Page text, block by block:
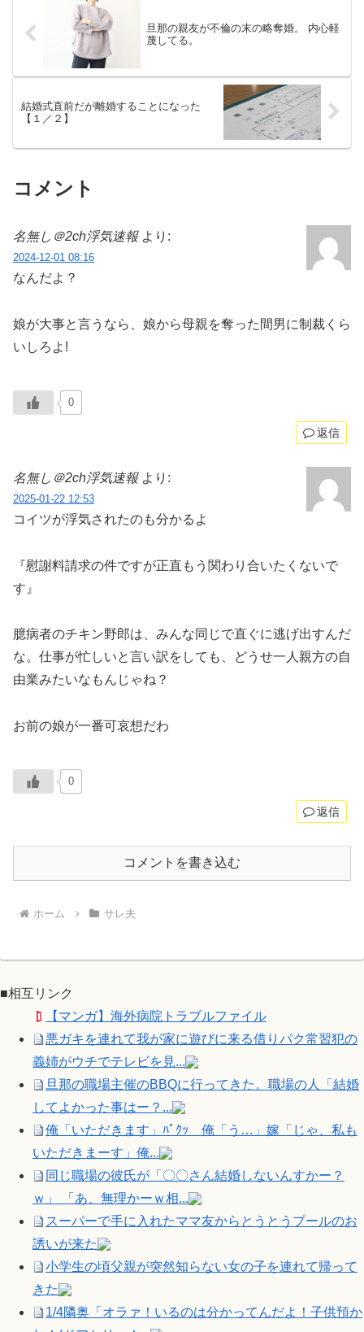
旦那の親友が不倫の末の略奪婚。 内心軽
蔑してる。
結婚式直前だが離婚することになった
【１／２】
コメント
名無し＠2ch浮気速報 より:
2024-12-01 08:16
なんだよ？
娘が大事と言うなら、娘から母親を奪った間男に制裁くら
いしろよ!
0
返信
名無し＠2ch浮気速報 より:
2025-01-22 12:53
コイツが浮気されたのも分かるよ
『慰謝料請求の件ですが正直もう関わり合いたくないで
す』
臆病者のチキン野郎は、みんな同じで直ぐに逃げ出すんだ
な。仕事が忙しいと言い訳をしても、どうせ一人親方の自
由業みたいなもんじゃね？
お前の娘が一番可哀想だわ
0
返信
コメントを書き込む
ホーム サレ夫
■相互リンク
【マンガ】海外病院トラブルファイル
悪ガキを連れて我が家に遊びに来る借りパク常習犯の
義姉がウチでテレビを見...
旦那の職場主催のBBQに行ってきた。職場の人「結婚
してよかった事はー？...
俺「いただきます」ﾊﾟｸｯ 俺「う…」嫁「じゃ、私も
いただきまーす」俺...
同じ職場の彼氏が「〇〇さん結婚しないんすかー？
ｗ」 「あ、無理かーｗ相...
スーパーで手に入れたママ友からとうとうプールのお
誘いが来た
小学生の頃父親が突然知らない女の子を連れて帰って
きた
1/4隣奥「オラァ！いるのは分かってんだよ！子供預か